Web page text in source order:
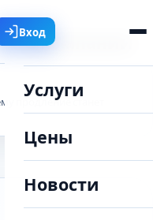
Вход
О компании
Услуги
Цены
Новости
продление станет